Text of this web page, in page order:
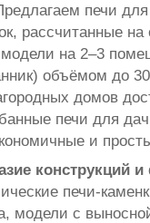
печи
рассчитанные на
на 2–3
объёмом до
домов
печи для
и
конструкций
печи-
модели с